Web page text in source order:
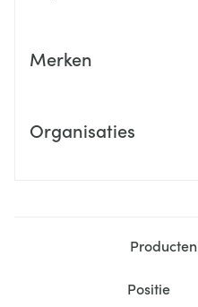
Merken
Organisaties
Producten
Sorteer op: